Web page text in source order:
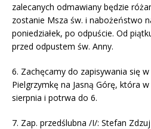
zalecanych odmawiany będzie
zostanie Msza św. i nabożeństwo
poniedziałek, po odpuście. Od
przed odpustem św. Anny.
6. Zachęcamy do zapisywania się
Pielgrzymkę na Jasną Górę, która
sierpnia i potrwa do 6.
7. Zap. przedślubna /I/: Stefan